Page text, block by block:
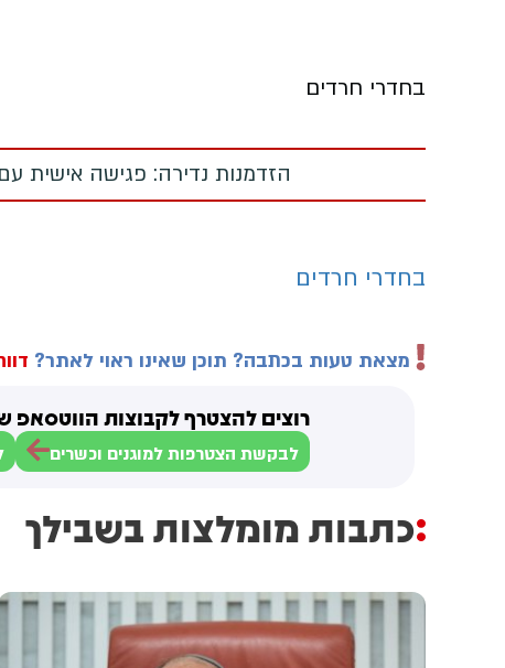
בחדרי חרדים
הזדמנות נדירה: פגישה אישית
בחדרי חרדים
מצאת טעות בכתבה? תוכן שאינו ראוי לאתר?
רוצים להצטרף לקבוצות הווטסאפ
לבקשת הצטרפות למוגנים וכשרים
כתבות מומלצות בשבילך